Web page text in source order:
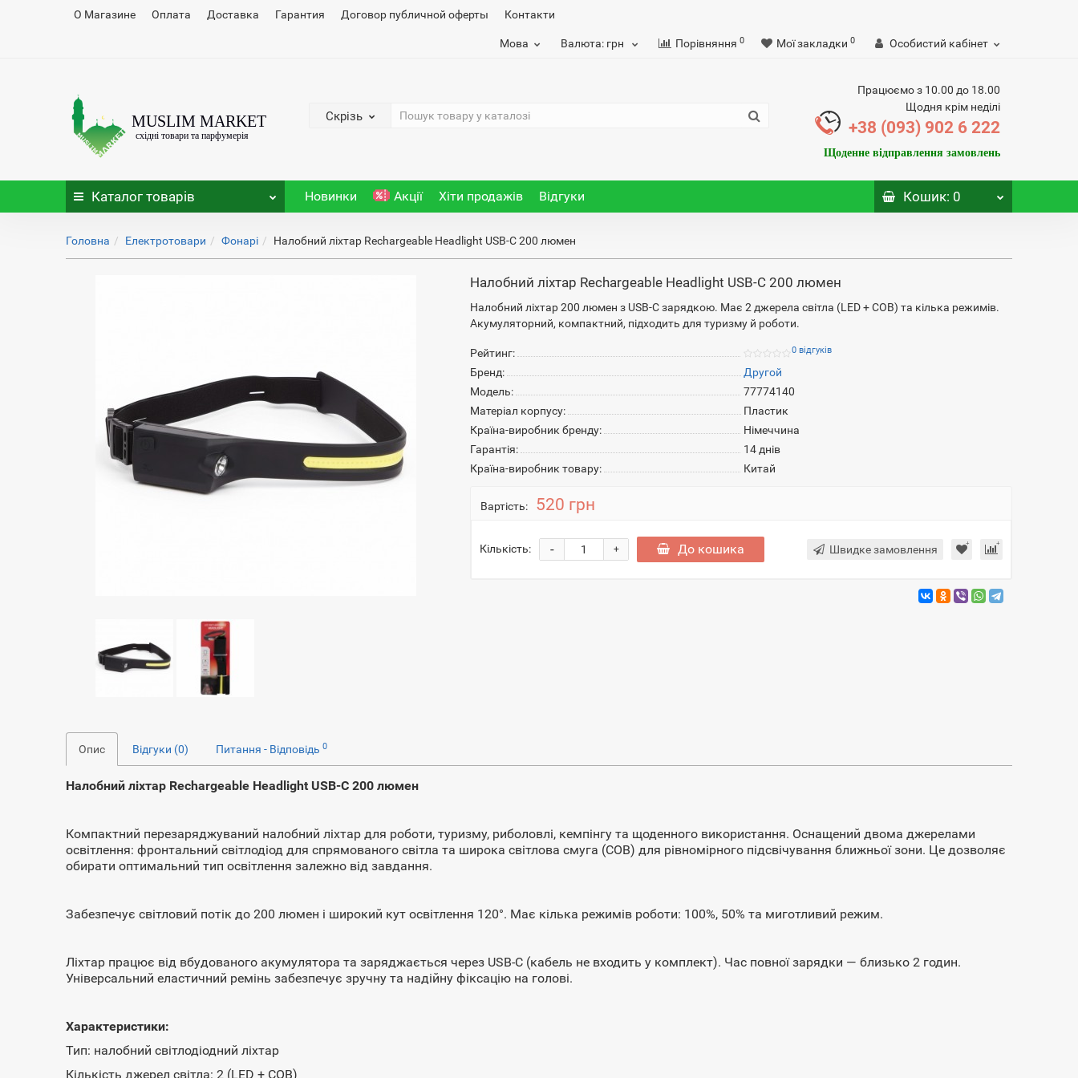
О Магазине Оплата Доставка Гарантия Договор публичной оферты Контакти
Мова Валюта: грн Порівняння 0 Мої закладки 0 Особистий кабінет
Скрізь
Працюємо з 10.00 до 18.00
Щодня крім неділі
+38 (093) 902 6 222
Щоденне відправлення замовлень
Каталог товарів Новинки Акції Хіти продажів Відгуки Кошик: 0
Головна Електротовари Фонарі Налобний ліхтар Rechargeable Headlight USB-C 200 люмен
Налобний ліхтар Rechargeable Headlight USB-C 200 люмен
Налобний ліхтар 200 люмен з USB-C зарядкою. Має 2 джерела світла (LED + COB) та кілька режимів.
Акумуляторний, компактний, підходить для туризму й роботи.
Рейтинг: 0 відгуків
Бренд:
Другой
Модель:
77774140
Матеріал корпусу:
Пластик
Країна-виробник бренду:
Німеччина
Гарантія:
14 днів
Країна-виробник товару:
Китай
Вартість: 520 грн
Кількість: +
- До кошика Швидке замовлення
Опис Відгуки (0) Питання - Відповідь0
Налобний ліхтар Rechargeable Headlight USB-C 200 люмен
Компактний перезаряджуваний налобний ліхтар для роботи, туризму, риболовлі, кемпінгу та щоденного використання. Оснащений двома джерелами
освітлення: фронтальний світлодіод для спрямованого світла та широка світлова смуга (COB) для рівномірного підсвічування ближньої зони. Це дозволяє
обирати оптимальний тип освітлення залежно від завдання.
Забезпечує світловий потік до 200 люмен і широкий кут освітлення 120°. Має кілька режимів роботи: 100%, 50% та миготливий режим.
Ліхтар працює від вбудованого акумулятора та заряджається через USB-C (кабель не входить у комплект). Час повної зарядки — близько 2 годин.
Універсальний еластичний ремінь забезпечує зручну та надійну фіксацію на голові.
Характеристики:
Тип: налобний світлодіодний ліхтар
Кількість джерел світла: 2 (LED + COB)